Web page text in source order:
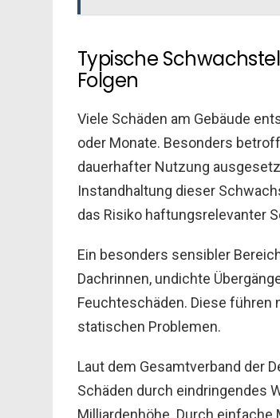
Typische
Folgen
Viele Schäden am Gebäude
oder Monate. Besonders
dauerhafter Nutzung
Instandhaltung dieser
das Risiko haftungsrelevanter
Ein besonders sensibler
Dachrinnen, undichte
Feuchteschäden. Diese
statischen Problemen.
Laut dem Gesamtverband der
Schäden durch eindringendes